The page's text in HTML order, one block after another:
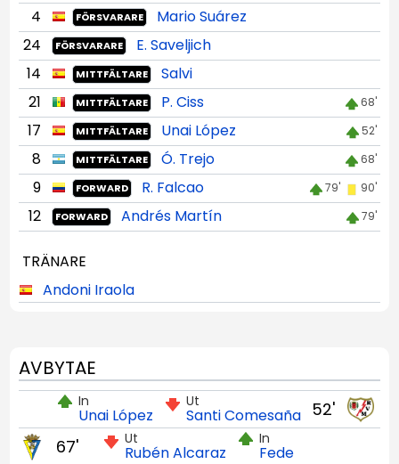
4
FÖRSVARARE
Mario Suárez
24
FÖRSVARARE
E. Saveljich
14
MITTFÄLTARE
Salvi
21
MITTFÄLTARE P. Ciss 68'
17 MITTFÄLTARE Unai López 52'
8 MITTFÄLTARE Ó. Trejo 68'
9 FORWARD R. Falcao 79' 90'
12 FORWARD Andrés Martín 79'
TRÄNARE
Andoni Iraola
AVBYTAE
52'
Ut
Santi Comesaña
In
Unai López
Ut
Rubén Alcaraz
In
Fede
67'